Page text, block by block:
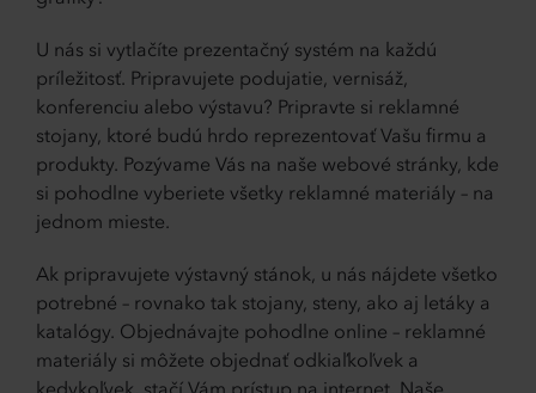
U nás si vytlačíte prezentačný systém na každú
príležitosť. Pripravujete podujatie, vernisáž,
konferenciu alebo výstavu? Pripravte si reklamné
stojany, ktoré budú hrdo reprezentovať Vašu firmu a
produkty. Pozývame Vás na naše webové stránky, kde
si pohodlne vyberiete všetky reklamné materiály – na
jednom mieste.
Ak pripravujete výstavný stánok, u nás nájdete všetko
potrebné – rovnako tak stojany, steny, ako aj letáky a
katalógy. Objednávajte pohodlne online – reklamné
materiály si môžete objednať odkiaľkoľvek a